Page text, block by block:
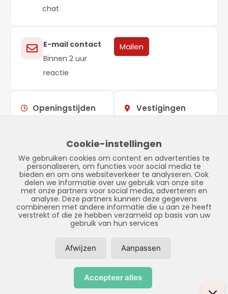
chat
E-mail contact
Binnen 2 uur
reactie
Mailen
Openingstijden
ZondagGesloten
Vestigingen
Tinnegieter 7
9502 EX Stadskanaal
© Copyright 2026 – LPFS – Privacybeleid–
Sitemap
Realisatie door: SiteOnline
Cookie-instellingen
We gebruiken cookies om content en advertenties te
personaliseren, om functies voor social media te
bieden en om ons websiteverkeer te analyseren. Ook
delen we informatie over uw gebruik van onze site
met onze partners voor social media, adverteren en
analyse. Deze partners kunnen deze gegevens
combineren met andere informatie die u aan ze heeft
verstrekt of die ze hebben verzameld op basis van uw
gebruik van hun services
Afwijzen Aanpassen
Accepteer alles